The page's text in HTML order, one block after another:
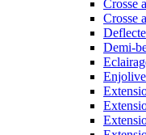
Crosse
Crosse
Demi-